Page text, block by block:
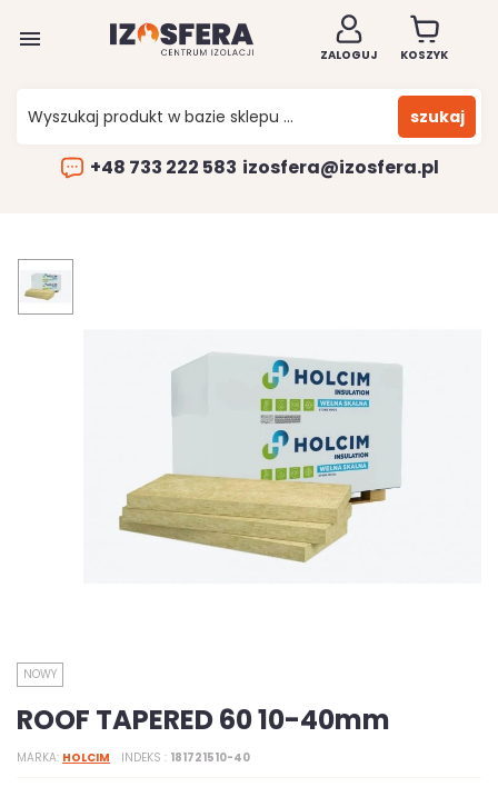

ZALOGUJ KOSZYK
szukaj
+48 733 222 583 izosfera@izosfera.pl
NOWY
ROOF TAPERED 60 10-40mm
MARKA HOLCIM INDEKS 181721510-40